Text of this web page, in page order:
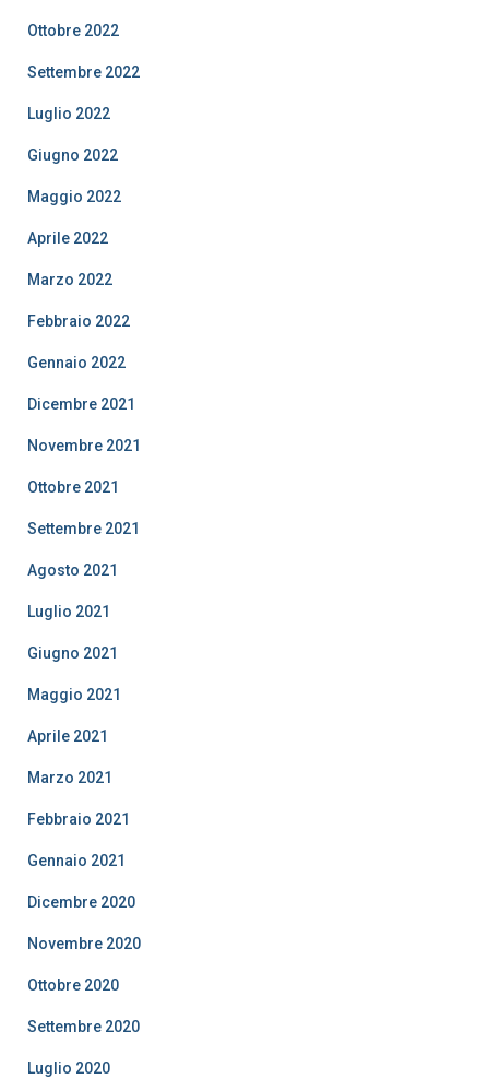
Ottobre 2022
Settembre 2022
Luglio 2022
Giugno 2022
Maggio 2022
Aprile 2022
Marzo 2022
Febbraio 2022
Gennaio 2022
Dicembre 2021
Novembre 2021
Ottobre 2021
Settembre 2021
Agosto 2021
Luglio 2021
Giugno 2021
Maggio 2021
Aprile 2021
Marzo 2021
Febbraio 2021
Gennaio 2021
Dicembre 2020
Novembre 2020
Ottobre 2020
Settembre 2020
Luglio 2020